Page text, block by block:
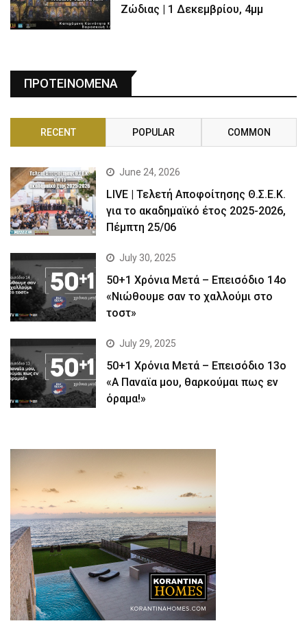
Ζώδιας | 1 Δεκεμβρίου, 4μμ
ΠΡΟΤΕΙΝΟΜΕΝΑ
RECENT POPULAR COMMON
June 24, 2026
LIVE | Τελετή Αποφοίτησης Θ.Σ.Ε.Κ.
για το ακαδημαϊκό έτος 2025-2026,
Πέμπτη 25/06
July 30, 2025
50+1 Χρόνια Μετά – Επεισόδιο 14ο
«Νιώθουμε σαν το χαλλούμι στο
τοστ»
July 29, 2025
50+1 Χρόνια Μετά – Επεισόδιο 13ο
«Α Παναϊα μου, θαρκούμαι πως εν
όραμα!»